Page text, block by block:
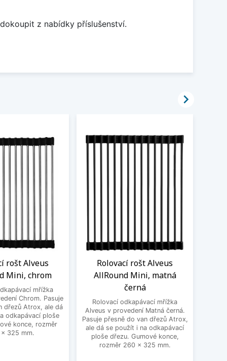
z nabídky příslušenství.
rošt Alveus
Mini, chrom
mřížka
Chrom. Pasuje
dřezů Atrox, ale dá
odkapávací ploše
konce, rozměr
325 mm.
Rolovací rošt Alveus
AllRound Mini, matná
černá
Rolovací odkapávací mřížka
Alveus v provedení Matná černá.
Pasuje přesně do van dřezů Atrox,
ale dá se použít i na odkapávací
ploše dřezu. Gumové konce,
rozměr 260 x 325 mm.
